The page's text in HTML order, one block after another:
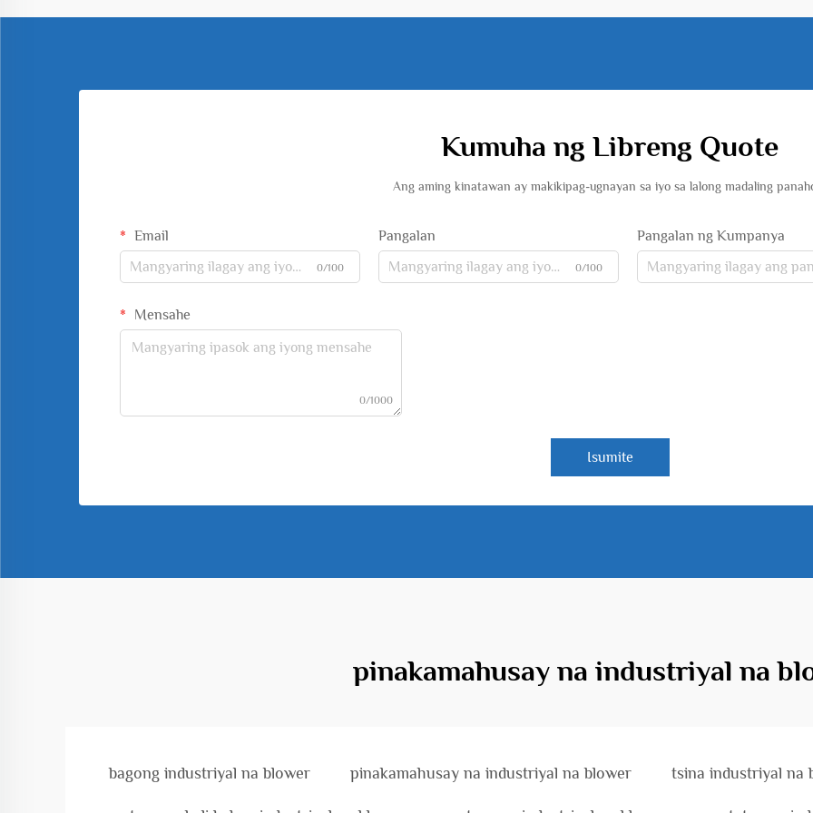
Kumuha ng Libreng Quote
Ang aming kinatawan ay makikipag-ugnayan sa iyo sa lalong madaling
Email
0/100
Pangalan
0/100
Pangalan ng Kumpanya
Mensahe
0/1000
Isumite
pinakamahusay na industriyal na
bagong industriyal na blower pinakamahusay na industriyal na blower tsina industriyal na